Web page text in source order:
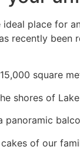
place for
recently
square
shores of
panoramic
of our